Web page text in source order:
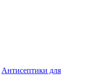
Антисептики для